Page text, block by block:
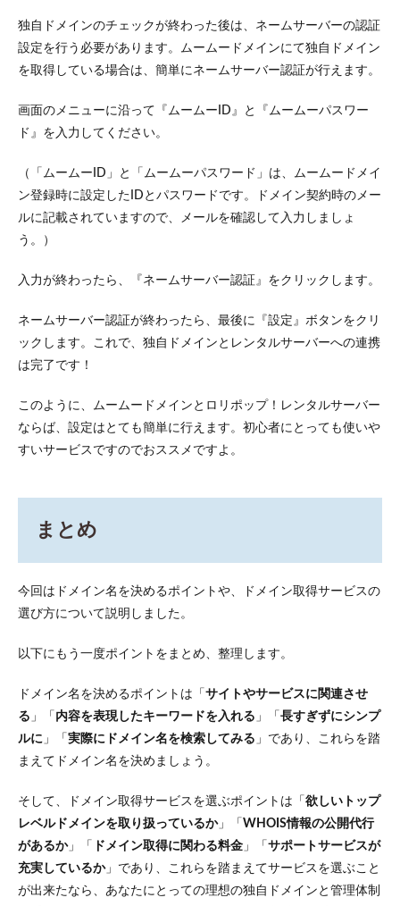
独自ドメインのチェックが終わった後は、ネームサーバーの認証
設定を行う必要があります。ムームードメインにて独自ドメイン
を取得している場合は、簡単にネームサーバー認証が行えます。
画面のメニューに沿って『ムームーID』と『ムームーパスワー
ド』を入力してください。
（「ムームーID」と「ムームーパスワード」は、ムームードメイ
ン登録時に設定したIDとパスワードです。ドメイン契約時のメー
ルに記載されていますので、メールを確認して入力しましょ
う。）
入力が終わったら、『ネームサーバー認証』をクリックします。
ネームサーバー認証が終わったら、最後に『設定』ボタンをクリ
ックします。これで、独自ドメインとレンタルサーバーへの連携
は完了です！
このように、ムームードメインとロリポップ！レンタルサーバー
ならば、設定はとても簡単に行えます。初心者にとっても使いや
すいサービスですのでおススメですよ。
まとめ
今回はドメイン名を決めるポイントや、ドメイン取得サービスの
選び方について説明しました。
以下にもう一度ポイントをまとめ、整理します。
ドメイン名を決めるポイントは「 サイトやサービスに関連させ
る 」「 内容を表現したキーワードを入れる 」「 長すぎずにシンプ
ルに 」「 実際にドメイン名を検索してみる 」であり、これらを踏
まえてドメイン名を決めましょう。
そして、ドメイン取得サービスを選ぶポイントは「 欲しいトップ
レベルドメインを取り扱っているか」「 WHOIS情報の公開代行
があるか」「 ドメイン取得に関わる料金 」「 サポートサービスが
充実しているか」であり、これらを踏まえてサービスを選ぶこと
が出来たなら、あなたにとっての理想の独自ドメインと管理体制